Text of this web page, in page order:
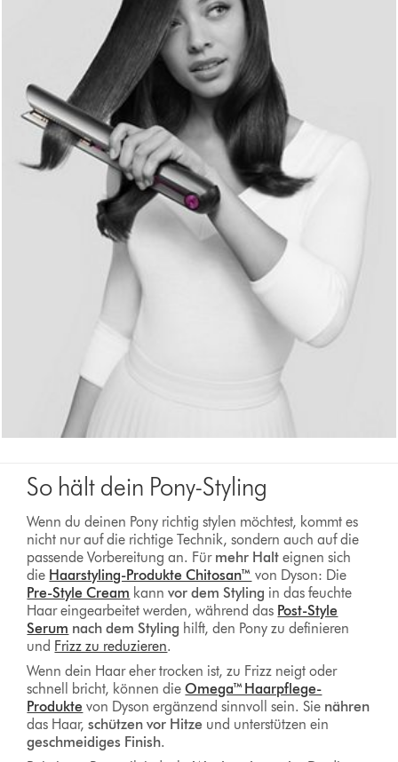
So hält dein Pony-Styling
Wenn du deinen Pony richtig stylen möchtest, kommt es
nicht nur auf die richtige Technik, sondern auch auf die
passende Vorbereitung an. Fürmehr Halt eignen sich
die Haarstyling-Produkte Chitosan™ von Dyson: Die
Pre-Style Cream kannvor dem Styling in das feuchte
Haar eingearbeitet werden, während das Post-Style
Serum nach dem Styling hilft, den Pony zu definieren
und Frizz zu reduzieren.
Wenn dein Haar eher trocken ist, zu Frizz neigt oder
schnell bricht, können dieOmega™ Haarpflege-
Produkte von Dyson ergänzend sinnvoll sein. Sie nähren
das Haar, schützen vor Hitze und unterstützen ein
geschmeidiges Finish.